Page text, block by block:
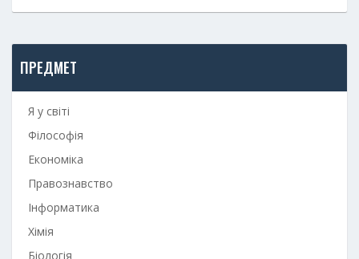
ПРЕДМЕТ
Я у світі
Філософія
Економіка
Правознавство
Інформатика
Хімія
Біологія